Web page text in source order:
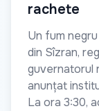
rachete
Un fum
din Sîzran,
guvernatorul
anunțat
La ora 3:30,